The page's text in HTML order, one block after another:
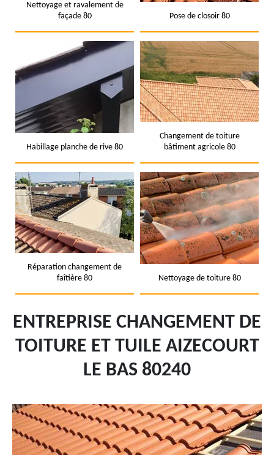
Nettoyage et ravalement de
façade 80
Pose de closoir 80
Habillage planche de rive 80
Changement de toiture
bâtiment agricole 80
Réparation changement de
faîtière 80
Nettoyage de toiture 80
ENTREPRISE CHANGEMENT DE
TOITURE ET TUILE AIZECOURT
LE BAS 80240